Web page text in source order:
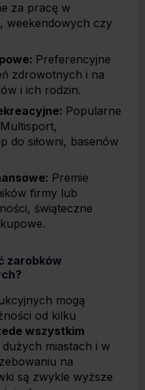
za pracę w
weekendowych czy
Preferencyjne
zdrowotnych i na
i ich rodzin.
Popularne
do siłowni, basenów
Premie
firmy lub
świąteczne
zarobków
mogą
od kilku
wszystkim
dużych miastach i w
na
są zwykle wyższe